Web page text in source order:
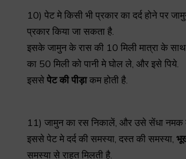
10) पेट मे किसी भी प्रकार का दर्द होने पर
प्रकार किया जा सकता है.
इसके जामुन के रास की 10 मिली मात्रा के
का 50 मिली को पानी मे घोल ले, और इसे पिये.
इससे पेट की पीड़ाकम होती है.
11) जामुन का रस निकालें, और उसे सेंधा नमक
इससे पेट मे दर्द की समस्या, दस्त की समस्या,
समस्या से राहत मिलती है.